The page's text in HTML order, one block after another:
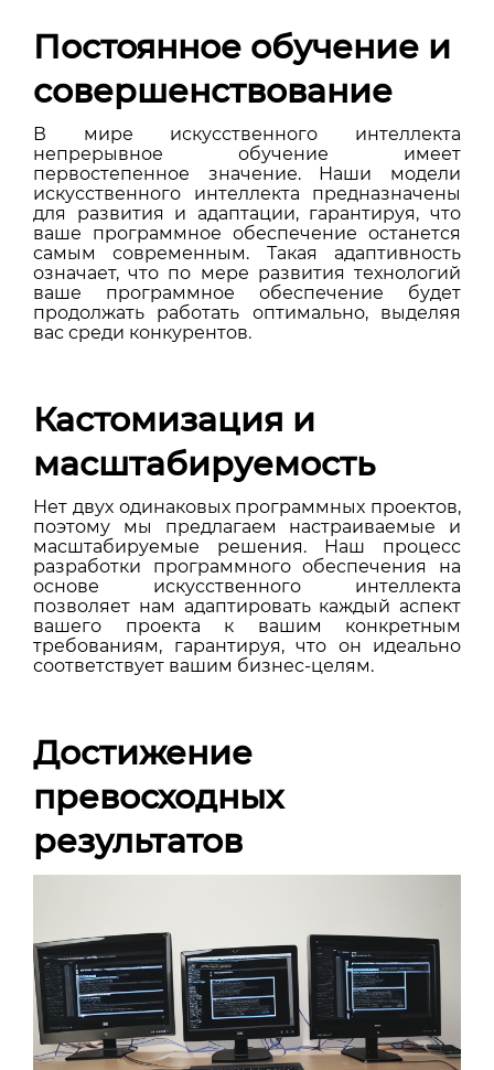
Постоянное обучение и
совершенствование
В мире искусственного интеллекта
непрерывное обучение имеет
первостепенное значение. Наши модели
искусственного интеллекта предназначены
для развития и адаптации, гарантируя, что
ваше программное обеспечение останется
самым современным. Такая адаптивность
означает, что по мере развития технологий
ваше программное обеспечение будет
продолжать работать оптимально, выделяя
вас среди конкурентов.
Кастомизация и
масштабируемость
Нет двух одинаковых программных проектов,
поэтому мы предлагаем настраиваемые и
масштабируемые решения. Наш процесс
разработки программного обеспечения на
основе искусственного интеллекта
позволяет нам адаптировать каждый аспект
вашего проекта к вашим конкретным
требованиям, гарантируя, что он идеально
соответствует вашим бизнес-целям.
Достижение
превосходных
результатов